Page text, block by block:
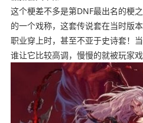
这个梗差不多是第DNF最出名的梗
的一个戏称，这套传说套在当时版
职业穿上时，甚至不亚于史诗套！
谁让它比较高调，慢慢的就被玩家